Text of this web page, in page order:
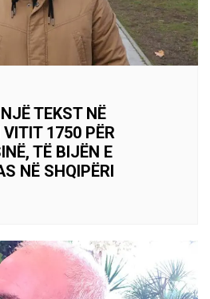
TEKST NË
1750 PËR
TË BIJËN E
NË SHQIPËRI